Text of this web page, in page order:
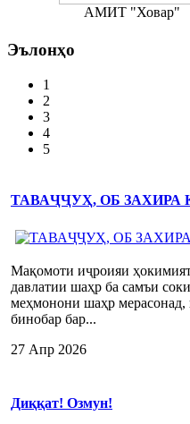
АМИТ "Ховар"
Эълонҳо
1
2
3
4
5
ТАВАҶҶУҲ, ОБ ЗАХИРА
Мақомоти иҷроияи
давлатии шаҳр ба самъи
меҳмонони шаҳр мерасонад,
бинобар бар...
27 Апр 2026
Диққат! Озмун!